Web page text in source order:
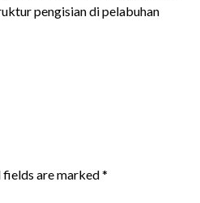
pengisian di pelabuhan
fields are marked*